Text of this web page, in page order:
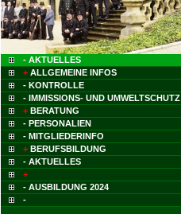
- AKTUELLES
+ ALLGEMEINE INFOS
- KONTROLLE
- IMMISSIONS- UND UMWELTSCHUTZ
+ BERATUNG
- PERSONALIEN
- MITGLIEDERINFO
+ BERUFSBILDUNG
- AKTUELLES
+
- AUSBILDUNG 2024
-